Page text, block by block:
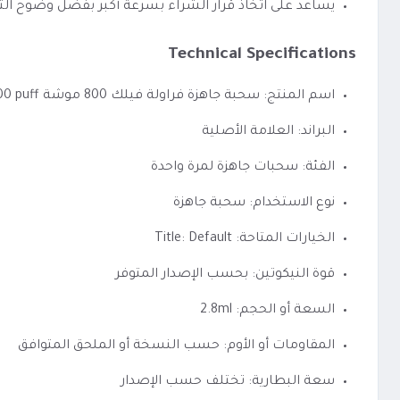
يساعد على اتخاذ قرار الشراء بسرعة أكبر بفضل وضوح
Technical Specifications
اسم المنتج: سحبة جاهزة فراولة فيلك 800 موشة VEIIK MICKO Strawberry 800 puff
البراند: العلامة الأصلية
الفئة: سحبات جاهزة لمرة واحدة
نوع الاستخدام: سحبة جاهزة
الخيارات المتاحة: Title: Default
قوة النيكوتين: بحسب الإصدار المتوفر
السعة أو الحجم: 2.8ml
المقاومات أو الأوم: حسب النسخة أو الملحق المتوافق
سعة البطارية: تختلف حسب الإصدار